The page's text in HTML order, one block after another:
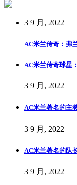
3 9 月, 2022
AC米兰传奇：弗
AC米兰传奇球星
3 9 月, 2022
AC米兰著名的主
3 9 月, 2022
AC米兰著名的队
3 9 月, 2022